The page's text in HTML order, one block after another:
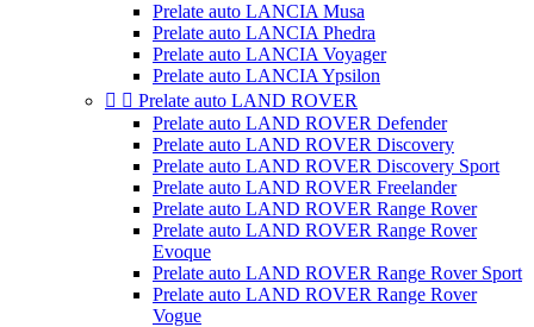
Prelate auto LANCIA Musa
Prelate auto LANCIA Phedra
Prelate auto LANCIA Voyager
Prelate auto LANCIA Ypsilon
  Prelate auto LAND ROVER
Prelate auto LAND ROVER Defender
Prelate auto LAND ROVER Discovery
Prelate auto LAND ROVER Discovery Sport
Prelate auto LAND ROVER Freelander
Prelate auto LAND ROVER Range Rover
Prelate auto LAND ROVER Range Rover
Evoque
Prelate auto LAND ROVER Range Rover Sport
Prelate auto LAND ROVER Range Rover
Vogue